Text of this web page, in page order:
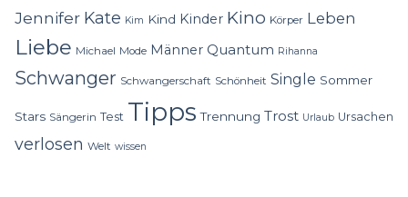
Jennifer Kate Kim Kind Kinder Kino Körper Leben
Liebe Michael Mode Männer Quantum Rihanna
Schwanger Schwangerschaft Schönheit Single Sommer
Stars Sängerin Test Tipps Trennung Trost Urlaub Ursachen
verlosen Welt wissen